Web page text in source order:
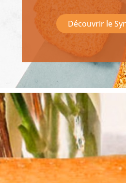
Découvrir le